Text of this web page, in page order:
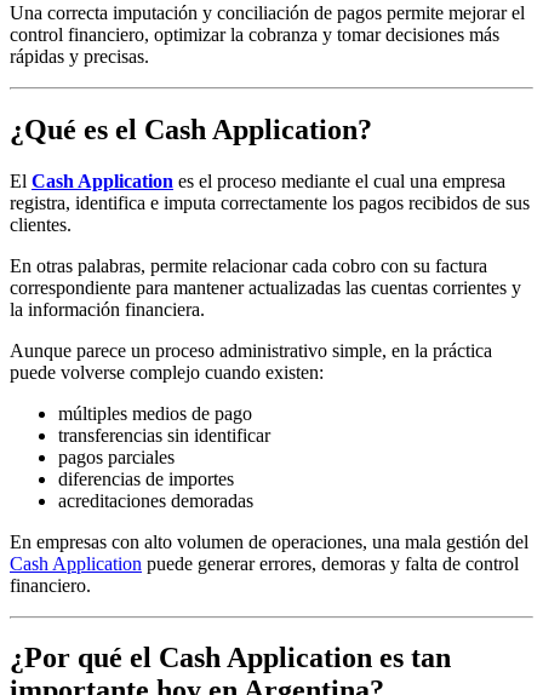
Una correcta imputación y conciliación de pagos permite mejorar el
control financiero, optimizar la cobranza y tomar decisiones más
rápidas y precisas.
¿Qué es el Cash Application?
El Cash Application es el proceso mediante el cual una empresa
registra, identifica e imputa correctamente los pagos recibidos de sus
clientes.
En otras palabras, permite relacionar cada cobro con su factura
correspondiente para mantener actualizadas las cuentas corrientes y
la información financiera.
Aunque parece un proceso administrativo simple, en la práctica
puede volverse complejo cuando existen:
múltiples medios de pago
transferencias sin identificar
pagos parciales
diferencias de importes
acreditaciones demoradas
En empresas con alto volumen de operaciones, una mala gestión del
Cash Application puede generar errores, demoras y falta de control
financiero.
¿Por qué el Cash Application es tan